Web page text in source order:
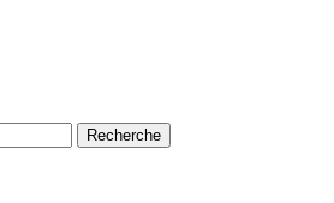
Recherche